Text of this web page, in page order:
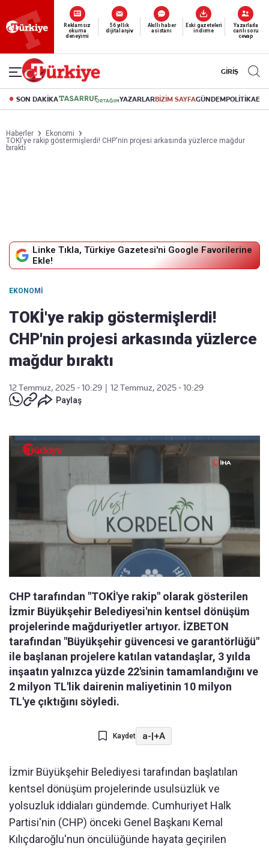
Yeni nesil dijital
abonelik 19 TL’den başlayan fiyatlarla.
GİRİŞ
SON DAKİKA YAZARLARBİZİM SAYFAGÜNDEMPOLİTİKA
Haberler
Ekonomi
TOKİ'ye rakip göstermişlerdi! CHP'nin projesi arkasında yüzlerce mağdur
bıraktı
Linke Tıkla, Türkiye Gazetesi'ni Google Favorilerine
Ekle!
EKONOMI
TOKİ'ye rakip göstermişlerdi!
CHP'nin projesi arkasında yüzlerce
mağdur bıraktı
12 Temmuz, 2025 - 10:29
12 Temmuz, 2025 - 10:29
Paylaş
CHP tarafından "TOKİ'ye rakip" olarak gösterilen
İzmir Büyükşehir Belediyesi'nin kentsel dönüşüm
projelerinde mağduriyetler artıyor. İZBETON
tarafından "Büyükşehir güvencesi ve garantörlüğü"
ile başlanan projelere katılan vatandaşlar, 3 yılda
inşaatın yalnızca yüzde 22'sinin tamamlandığını ve
2 milyon TL'lik dairenin maliyetinin 10 milyon
TL'ye çıktığını söyledi.
Kaydet a-|+A
İzmir Büyükşehir Belediyesi tarafından başlatılan
kentsel dönüşüm projelerinde usulsüzlük ve
yolsuzluk iddiaları gündemde. Cumhuriyet Halk
Partisi'nin (CHP) önceki Genel Başkanı Kemal
Kılıçdaroğlu'nun öncülüğünde hayata geçirilen